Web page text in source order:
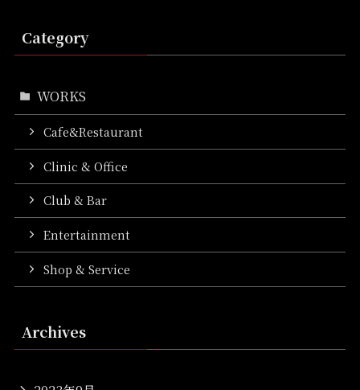
Category
WORKS
Cafe&Restaurant
Clinic & Office
Club & Bar
Entertainment
Shop & Service
Archives